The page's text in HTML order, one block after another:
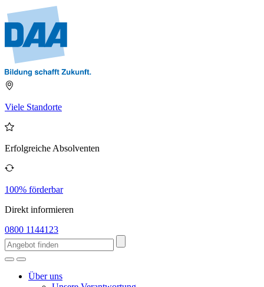
Viele Standorte
Erfolgreiche Absolventen
100% förderbar
Direkt informieren
0800 1144123
Über uns